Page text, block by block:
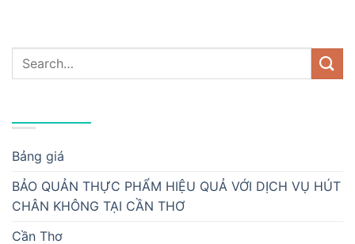
Bảng giá
BẢO QUẢN THỰC PHẨM HIỆU QUẢ VỚI DỊCH VỤ HÚT
CHÂN KHÔNG TẠI CẦN THƠ
Cần Thơ